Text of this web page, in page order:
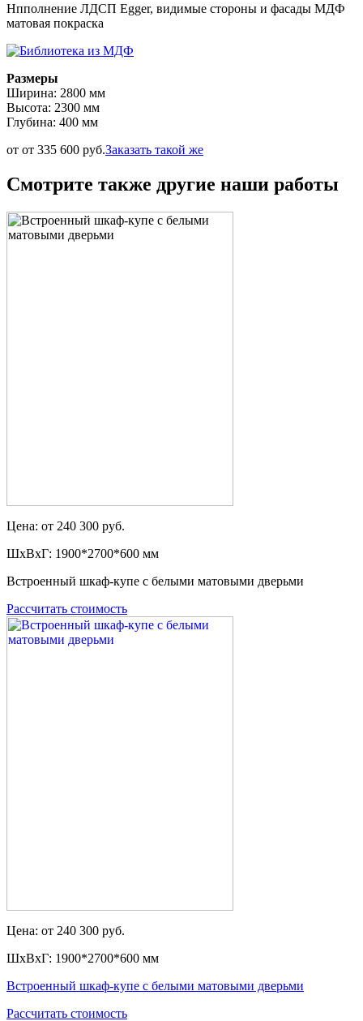
Нпполнение ЛДСП Egger, видимые стороны и фасады МДФ
матовая покраска
Размеры
Ширина: 2800 мм
Высота: 2300 мм
Глубина: 400 мм
от от 335 600 руб.Заказать такой же
Смотрите также другие наши работы
Цена: от 240 300 руб.
ШxВxГ: 1900*2700*600 мм
Встроенный шкаф-купе с белыми матовыми дверьми
Рассчитать стоимость
Цена: от 240 300 руб.
ШxВxГ: 1900*2700*600 мм
Встроенный шкаф-купе с белыми матовыми дверьми
Рассчитать стоимость